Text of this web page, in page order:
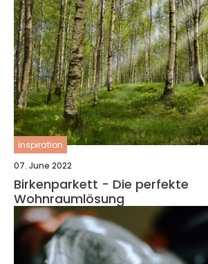
inspiration
07. June 2022
Birkenparkett - Die perfekte
Wohnraumlösung